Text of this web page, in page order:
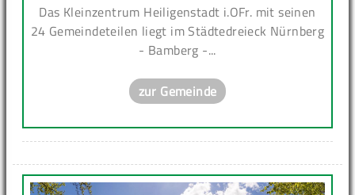
Das Kleinzentrum Heiligenstadt i.OFr. mit seinen
24 Gemeindeteilen liegt im Städtedreieck Nürnberg
- Bamberg -...
zur Gemeinde